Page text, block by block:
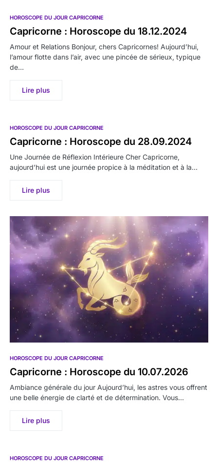
HOROSCOPE DU JOUR CAPRICORNE
Capricorne : Horoscope du 18.12.2024
Amour et Relations Bonjour, chers Capricornes! Aujourd’hui,
l’amour flotte dans l’air, avec une pincée de sérieux, typique
de…
Lire plus
HOROSCOPE DU JOUR CAPRICORNE
Capricorne : Horoscope du 28.09.2024
Une Journée de Réflexion Intérieure Cher Capricorne,
aujourd’hui est une journée propice à la méditation et à la…
Lire plus
HOROSCOPE DU JOUR CAPRICORNE
Capricorne : Horoscope du 10.07.2026
Ambiance générale du jour Aujourd’hui, les astres vous offrent
une belle énergie de clarté et de détermination. Vous…
Lire plus
HOROSCOPE DU JOUR CAPRICORNE